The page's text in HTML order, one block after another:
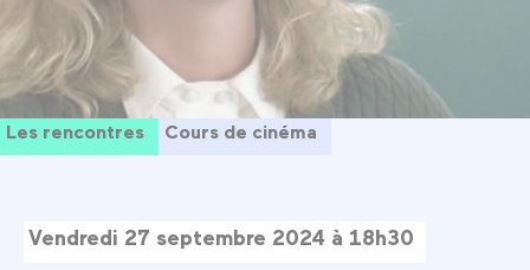
Les rencontres Cours de cinéma
Vendredi 27 septembre 2024 à 18h30